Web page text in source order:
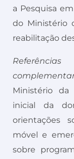
a Pesquisa
do Ministério
reabilitação
Ministério da
inicial da
orientações
móvel e
sobre